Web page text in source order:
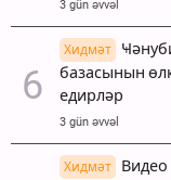
3 gün əvvəl
Хидмәт
базасынын
едирләр
3 gün əvvəl
Хидмәт
Видео